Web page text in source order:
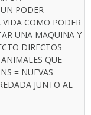
PODER
COMO PODER
UNA MAQUINA Y
DIRECTOS
QUE
= NUEVAS
JUNTO AL